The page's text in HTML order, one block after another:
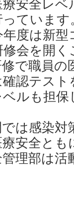
安全レ
年度は新
修会を開
修で職員
認テス
ルも担保
は感染
安全と
理部は